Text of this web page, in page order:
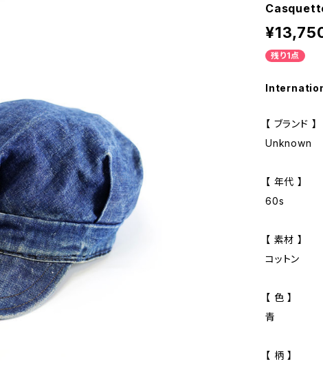
残り1点
【 ブランド 】
Unknown
【 年代 】
60s
【 素材 】
コットン
【 色 】
青
【 柄 】